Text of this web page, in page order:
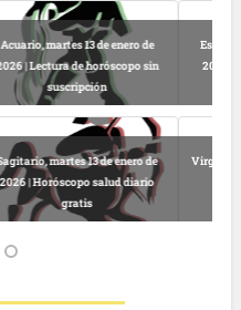
Libra, martes 13 de enero de 2026 |
Lectura horóscopo online
Leo, martes 13 de enero de 2026 |
Horóscopo completo y gratuito